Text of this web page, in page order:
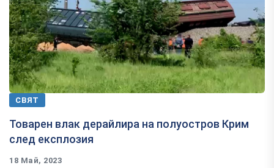
СВЯТ
Товарен влак дерайлира на полуостров Крим
след експлозия
18 Май, 2023